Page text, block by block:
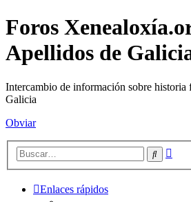
Foros
Apellidos de
Intercambio de información sobre
Galicia
Obviar
Buscar
Enlaces rápidos